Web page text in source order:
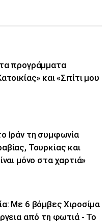
προγράμματα
και «Σπίτι μου
Ιράν τη συμφωνία
Τουρκίας και
μόνο στα χαρτιά»
Με 6 βόμβες Χιροσίμα
από τη φωτιά - Το